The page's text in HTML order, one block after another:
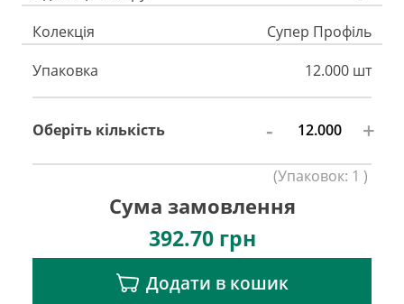
Колекція
Супер Профіль
Упаковка
12.000 шт
Оберіть кількість - +
(Упаковок: 1 )
Сума замовлення
392.70грн
Додати в кошик